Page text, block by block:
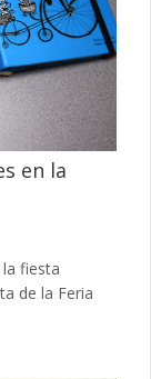
en la
la fiesta
de la Feria